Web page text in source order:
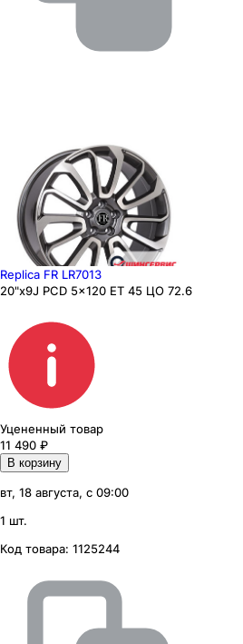
Replica FR LR7013
20"x9J PCD 5x120 ЕТ 45 ЦО 72.6
Уцененный товар
11 490 ₽
В корзину
вт, 18 августа, с 09:00
1 шт.
Код товара: 1125244